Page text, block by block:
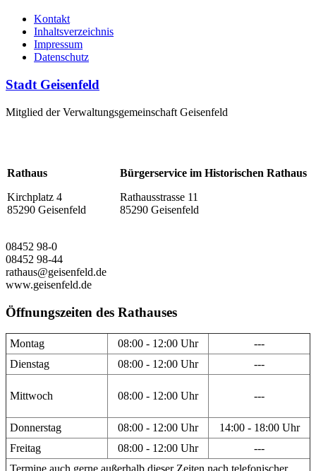
Kontakt
Inhaltsverzeichnis
Impressum
Datenschutz
Stadt Geisenfeld
Mitglied der Verwaltungsgemeinschaft Geisenfeld
Rathaus
Kirchplatz 4
85290 Geisenfeld
Bürgerservice im Historischen Rathaus
Rathausstrasse 11
85290 Geisenfeld
08452 98-0
08452 98-44
rathaus@geisenfeld.de
www.geisenfeld.de
Öffnungszeiten des Rathauses
Montag 08:00 - 12:00 Uhr
---
Dienstag
08:00 - 12:00 Uhr ---
Mittwoch 08:00 - 12:00 Uhr ---
Donnerstag 08:00 - 12:00 Uhr
14:00 - 18:00 Uhr
Freitag
08:00 - 12:00 Uhr
---